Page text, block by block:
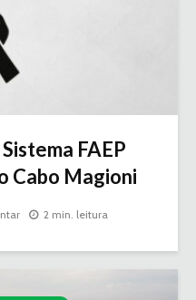
FAEP
Cabo Magioni
2 min. leitura